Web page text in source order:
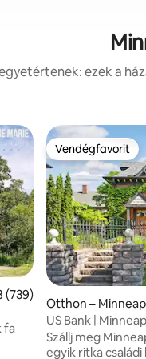
ezek a
értékelés: 5/4,98, 739
(739)
fa
Vendégfavorit
Vendégfavorit
Otthon –
US Bank |
Kongresszusi
Szállj meg
egyik ritka